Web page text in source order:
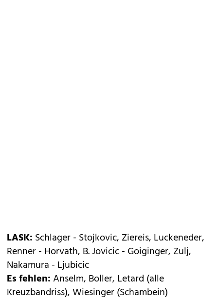
LASK: Schlager - Stojkovic, Ziereis, Luckeneder,
Renner - Horvath, B. Jovicic - Goiginger, Zulj,
Nakamura - Ljubicic
Es fehlen:Anselm, Boller, Letard (alle
Kreuzbandriss), Wiesinger (Schambein)